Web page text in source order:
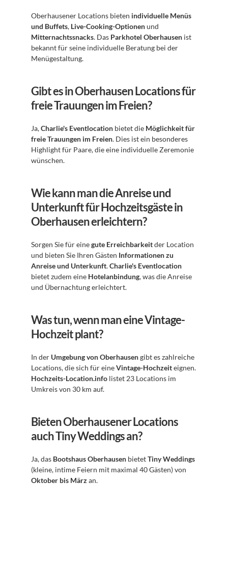
Oberhausener Locations bieten individuelle Menüs
und Buffets, Live-Cooking-Optionen
Mitternachtssnacks. Das Parkhotel Oberhausen ist
bekannt für seine individuelle Beratung bei der
Menügestaltung.
Gibt es in Oberhausen Locations für
freie Trauungen im Freien?
Ja, Charlie's Eventlocation bietet die Möglichkeit für
freie Trauungen im Freien. Dies ist ein besonderes
Highlight für Paare, die eine individuelle Zeremonie
wünschen.
Wie kann man die Anreise und
Unterkunft für Hochzeitsgäste in
Oberhausen erleichtern?
Sorgen Sie für eine gute Erreichbarkeit der Location
und bieten Sie Ihren Gästen Informationen zu
Anreise und Unterkunft. Charlie's Eventlocation
bietet zudem eine Hotelanbindung, was die Anreise
und Übernachtung erleichtert.
Was tun, wenn man eine Vintage-
Hochzeit plant?
In der Umgebung von Oberhausen gibt es zahlreiche
Locations, die sich für eine Vintage-Hochzeit
Hochzeits-Location.info listet 23 Locations im
Umkreis von 30 km auf.
Bieten Oberhausener Locations
auch Tiny Weddings an?
Ja, das Bootshaus Oberhausen bietet Tiny Weddings
Oktober bis März an.